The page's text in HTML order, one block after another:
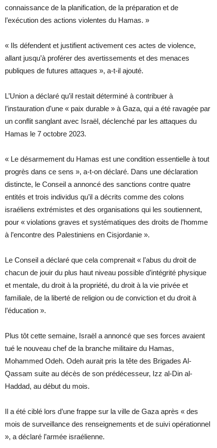
connaissance de la planification, de la préparation et de
l’exécution des actions violentes du Hamas. »
« Ils défendent et justifient activement ces actes de violence,
allant jusqu’à proférer des avertissements et des menaces
publiques de futures attaques », a-t-il ajouté.
L’Union a déclaré qu’il restait déterminé à contribuer à
l’instauration d’une « paix durable » à Gaza, qui a été ravagée par
un conflit sanglant avec Israël, déclenché par les attaques du
Hamas le 7 octobre 2023.
« Le désarmement du Hamas est une condition essentielle à tout
progrès dans ce sens », a-t-on déclaré. Dans une déclaration
distincte, le Conseil a annoncé des sanctions contre quatre
entités et trois individus qu’il a décrits comme des colons
israéliens extrémistes et des organisations qui les soutiennent,
pour « violations graves et systématiques des droits de l’homme
à l’encontre des Palestiniens en Cisjordanie ».
Le Conseil a déclaré que cela comprenait « l’abus du droit de
chacun de jouir du plus haut niveau possible d’intégrité physique
et mentale, du droit à la propriété, du droit à la vie privée et
familiale, de la liberté de religion ou de conviction et du droit à
l’éducation ».
Plus tôt cette semaine, Israël a annoncé que ses forces avaient
tué le nouveau chef de la branche militaire du Hamas,
Mohammed Odeh. Odeh aurait pris la tête des Brigades Al-
Qassam suite au décès de son prédécesseur, Izz al-Din al-
Haddad, au début du mois.
Il a été ciblé lors d’une frappe sur la ville de Gaza après « des
mois de surveillance des renseignements et de suivi opérationnel
», a déclaré l’armée israélienne.